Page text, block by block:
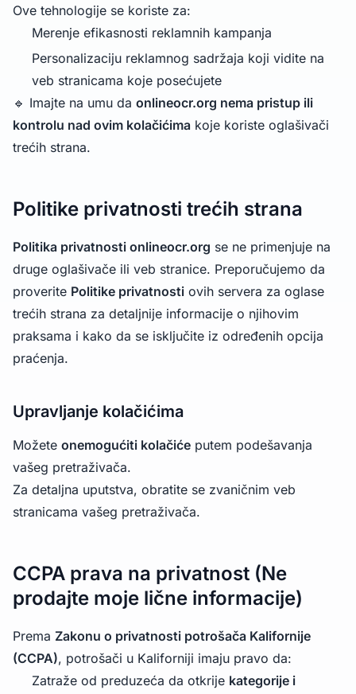
Ove tehnologije se koriste za:
Merenje efikasnosti reklamnih kampanja
Personalizaciju reklamnog sadržaja koji vidite na
veb stranicama koje posećujete
🔹 Imajte na umu da onlineocr.org nema pristup ili
kontrolu nad ovim kolačićima koje koriste oglašivači
trećih strana.
Politike privatnosti trećih strana
Politika privatnosti onlineocr.org se ne primenjuje na
druge oglašivače ili veb stranice. Preporučujemo da
proverite Politike privatnosti ovih servera za oglase
trećih strana za detaljnije informacije o njihovim
praksama i kako da se isključite iz određenih opcija
praćenja.
Upravljanje kolačićima
Možete onemogućiti kolačiće putem podešavanja
vašeg pretraživača.
Za detaljna uputstva, obratite se zvaničnim veb
stranicama vašeg pretraživača.
CCPA prava na privatnost (Ne
prodajte moje lične informacije)
Prema Zakonu o privatnosti potrošača Kalifornije
(CCPA), potrošači u Kaliforniji imaju pravo da:
Zatraže od preduzeća da otkrije kategorije i